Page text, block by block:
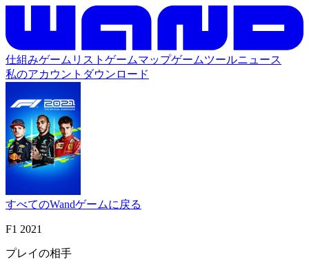
仕組みゲームリスト ゲームマップゲームツールニュース
私のアカウント ダウンロード
すべてのWandゲームに戻る
F1 2021
プレイの相手